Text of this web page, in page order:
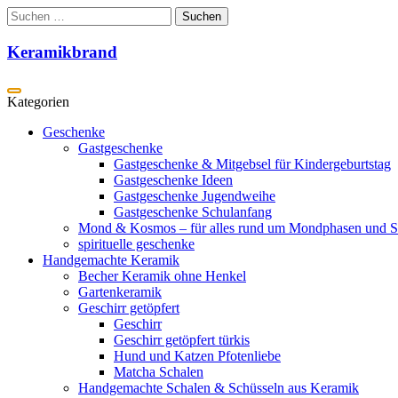
Zum
Inhalt
springen
Suchen
nach:
Keramikbrand
Geschenke
Gastgeschenke
Gastgeschenke & Mitgebsel für Kindergeburtstag
Gastgeschenke Ideen
Gastgeschenke Jugendweihe
Gastgeschenke Schulanfang
Mond & Kosmos – für alles rund um Mondphasen und
spirituelle geschenke
Handgemachte Keramik
Becher Keramik ohne Henkel
Gartenkeramik
Geschirr getöpfert
Geschirr
Geschirr getöpfert türkis
Hund und Katzen Pfotenliebe
Matcha Schalen
Handgemachte Schalen & Schüsseln aus Keramik